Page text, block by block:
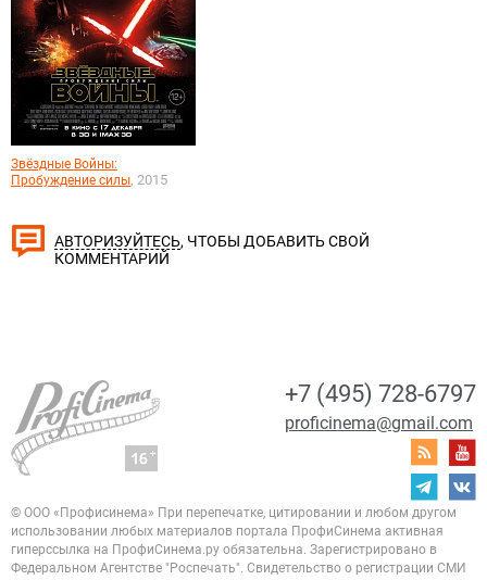
Звёздные Войны:
Пробуждение силы, 2015
АВТОРИЗУЙТЕСЬ, ЧТОБЫ ДОБАВИТЬ СВОЙ
КОММЕНТАРИЙ
+7 (495) 728-6797
proficinema@gmail.com
© ООО «Профисинема» При перепечатке, цитировании и любом другом
использовании любых материалов портала ПрофиСинема активная
гиперссылка на ПрофиСинема.ру обязательна. Зарегистрировано в
Федеральном Агентстве "Роспечать". Свидетельство о регистрации СМИ